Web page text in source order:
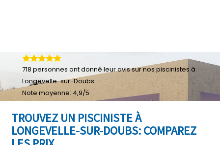
TROUVEZ UN PISCINISTE À
LONGEVELLE-SUR-DOUBS: COMPAREZ
718 personnes ont donné leuravis sur nos piscinistes à
Longevelle-sur-Doubs
Note moyenne: 4,9/5